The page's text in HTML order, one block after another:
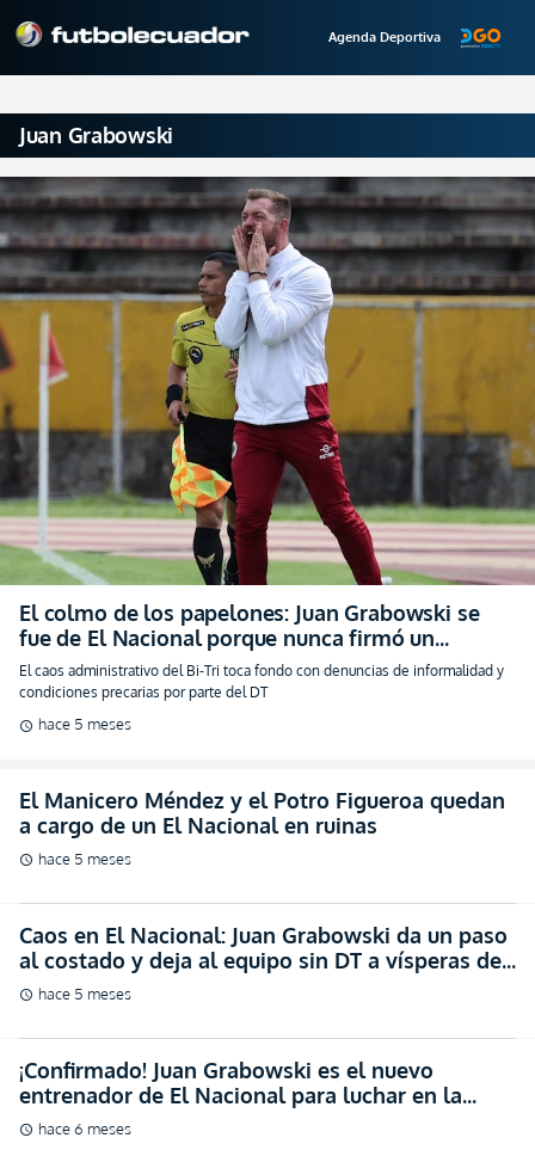
Agenda Deportiva
Juan Grabowski
El colmo de los papelones: Juan Grabowski se
fue de El Nacional porque nunca firmó un
contrato ni podía ser habilitado (VIDEO)
El caos administrativo del Bi-Tri toca fondo con denuncias de informalidad y
condiciones precarias por parte del DT
schedule hace 5 meses
El Manicero Méndez y el Potro Figueroa quedan
a cargo de un El Nacional en ruinas
schedule hace 5 meses
Caos en El Nacional: Juan Grabowski da un paso
al costado y deja al equipo sin DT a vísperas del
debut (FOTO)
schedule hace 5 meses
¡Confirmado! Juan Grabowski es el nuevo
entrenador de El Nacional para luchar en la
Serie B
schedule hace 6 meses